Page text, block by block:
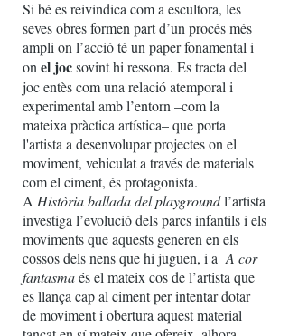
Si bé es reivindica com a escultora, les
seves obres formen part d’un procés més
ampli on l’acció té un paper fonamental i
on el jocsovint hi ressona. Es tracta del
joc entès com una relació atemporal i
experimental amb l’entorn –com la
mateixa pràctica artística– que porta
l'artista a desenvolupar projectes on el
moviment, vehiculat a través de materials
com el ciment, és protagonista.
A Història ballada del playgroundl’artista
investiga l’evolució dels parcs infantils i els
moviments que aquests generen en els
cossos dels nens que hi juguen, i a A cor
fantasmaés el mateix cos de l’artista que
es llança cap al ciment per intentar dotar
de moviment i obertura aquest material